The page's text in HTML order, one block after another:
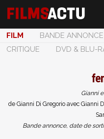
FILM BANDE ANNONCE
CRITIQUE
DVD & BLU-
Gianni
de Gianni Di Gregorio avec Gianni
Bande annonce, date de